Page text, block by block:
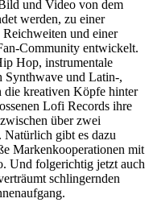
und Video von dem
werden, zu einer
und einer
Community entwickelt.
Hop, instrumentale
Synthwave und Latin-,
die kreativen Köpfe hinter
Lofi Records ihre
über zwei
Natürlich gibt es dazu
Markenkooperationen mit
Und folgerichtig jetzt auch
schlingernden